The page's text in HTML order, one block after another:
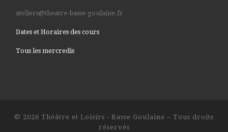
ateliers@theatre-basse-goulaine.fr
Dates et Horaires des cours
Tous les mercredis
© 2026 Théâtre et Loisirs - Basse Goulaine – Tous droits
réservés